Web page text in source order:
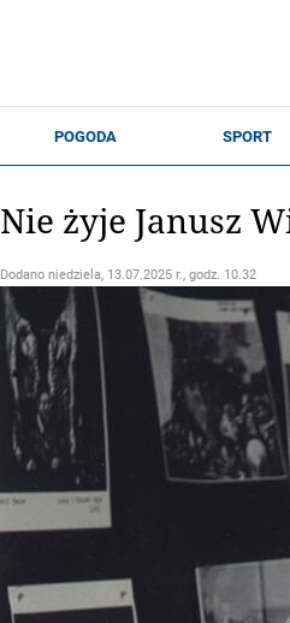
Nie żyje Janusz
Dodano niedziela, 13.07.2025 r., godz. 10.32